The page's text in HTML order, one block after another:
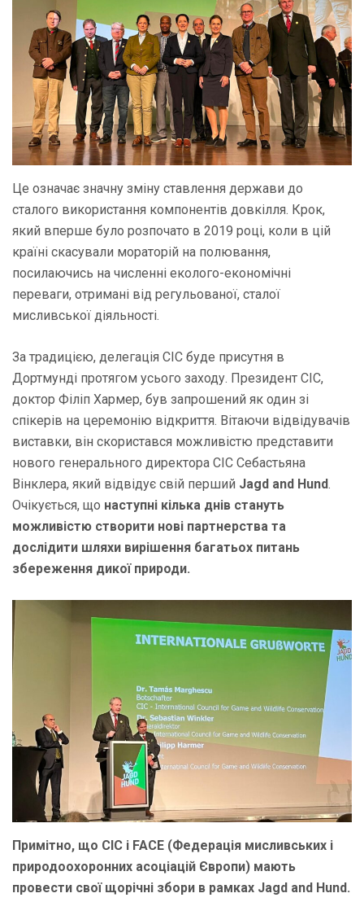
Це означає значну зміну ставлення держави до
сталого використання компонентів довкілля. Крок,
який вперше було розпочато в 2019 році, коли в цій
країні скасували мораторій на полювання,
посилаючись на численні еколого-економічні
переваги, отримані від регульованої, сталої
мисливської діяльності.
За традицією, делегація CIC буде присутня в
Дортмунді протягом усього заходу. Президент CIC,
доктор Філіп Хармер, був запрошений як один зі
спікерів на церемонію відкриття. Вітаючи відвідувачів
виставки, він скористався можливістю представити
нового генерального директора CIC Себастьяна
Вінклера, який відвідує свій перший Jagd and Hund.
Очікується, що наступні кілька днів стануть
можливістю створити нові партнерства та
дослідити шляхи вирішення багатьох питань
збереження дикої природи.
Примітно, що CIC і FACE (Федерація мисливських і
природоохоронних асоціацій Європи) мають
провести свої щорічні збори в рамках Jagd and Hund.